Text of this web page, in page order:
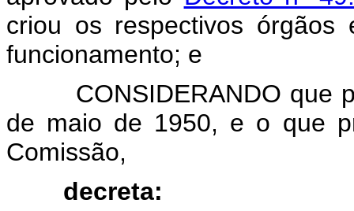
criou os respectivos
funcionamento; e
CONSIDERANDO que
de maio de 1950, e o que
Comissão,
decreta: